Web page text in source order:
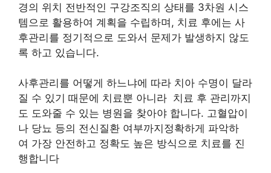
경의 위치 전반적인 구강조직의 상태를 3차원 시스
템으로 활용하여 계획을 수립하며, 치료 후에는 사
후관리를 정기적으로 도와서 문제가 발생하지 않도
록 하고 있습니다.
사후관리를 어떻게 하느냐에 따라 치아 수명이 달라
질 수 있기 때문에 치료뿐 아니라 치료 후 관리까지
도 도와줄 수 있는 병원을 찾아야 합니다. 고혈압이
나 당뇨 등의 전신질환 여부까지정확하게 파악하
여 가장 안전하고 정확도 높은 방식으로 치료를 진
행합니다